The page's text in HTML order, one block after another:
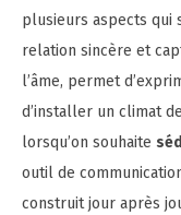
plusieurs aspects qui
relation sincère et
l’âme, permet
d’installer un climat
lorsqu’on souhaite
outil de
construit jour après